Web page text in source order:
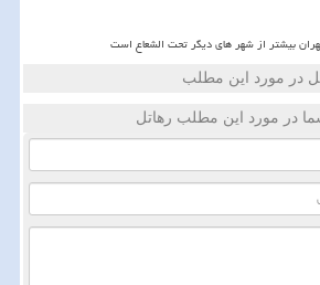
در مورد این مطلب
در مورد این مطلب رهاتل